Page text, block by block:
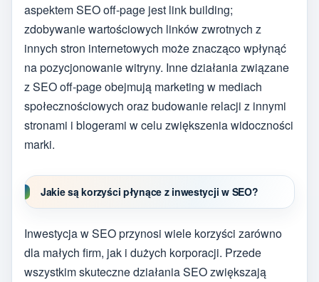
aspektem SEO off-page jest link building;
zdobywanie wartościowych linków zwrotnych z
innych stron internetowych może znacząco wpłynąć
na pozycjonowanie witryny. Inne działania związane
z SEO off-page obejmują marketing w mediach
społecznościowych oraz budowanie relacji z innymi
stronami i blogerami w celu zwiększenia widoczności
marki.
Jakie są korzyści płynące z inwestycji w SEO?
Inwestycja w SEO przynosi wiele korzyści zarówno
dla małych firm, jak i dużych korporacji. Przede
wszystkim skuteczne działania SEO zwiększają